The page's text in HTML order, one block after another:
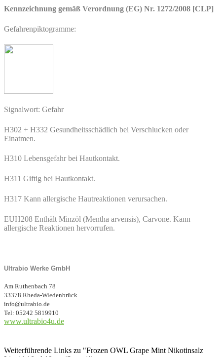
Kennzeichnung gemäß Verordnung (EG) Nr. 1272/2008 [CLP]
Gefahrenpiktogramme:
Signalwort: Gefahr
H302 + H332 Gesundheitsschädlich bei Verschlucken oder
Einatmen.
H310 Lebensgefahr bei Hautkontakt.
H311 Giftig bei Hautkontakt.
H317 Kann allergische Hautreaktionen verursachen.
EUH208 Enthält Minzöl (Mentha arvensis), Carvone. Kann
allergische Reaktionen hervorrufen.
Ultrabio Werke GmbH
Am Ruthenbach 78
33378 Rheda-Wiedenbrück
info@ultrabio.de
Tel: 05242 5819910
www.ultrabio4u.de
Weiterführende Links zu "Frozen OWL Grape Mint Nikotinsalz